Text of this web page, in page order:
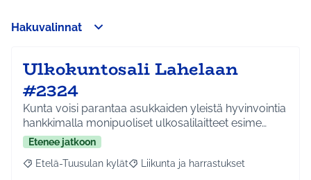
Hakuvalinnat
Ulkokuntosali Lahelaan
#2324
Kunta voisi parantaa asukkaiden yleistä hyvinvointia
hankkimalla monipuoliset ulkosalilaitteet esime…
Etenee jatkoon
Rajaa tulokset aihepiirin mukaan: Etelä-Tuusulan kylät
Etelä-Tuusulan kylät Rajaa tulokset teeman mukaan:
Liikunta ja harrastukset